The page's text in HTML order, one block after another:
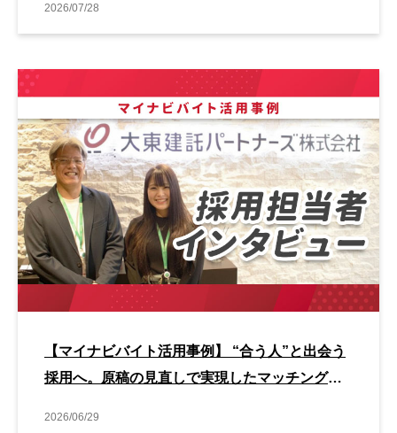
2026/07/28
【マイナビバイト活用事例】 “合う人”と出会う
採用へ。原稿の見直しで実現したマッチング改
2026/06/29